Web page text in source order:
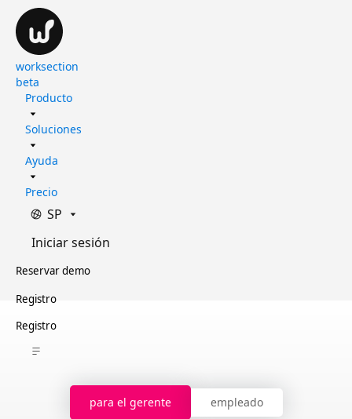
worksection
beta
Producto
Soluciones
Ayuda
Precio
SP
Iniciar sesión
Reservar demo
Registro
Registro
para el gerente empleado